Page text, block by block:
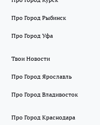
Про Город Рыбинск
Про Город Уфа
Твои Новости
Про Город Ярославль
Про Город Владивосток
Про Город Краснодара